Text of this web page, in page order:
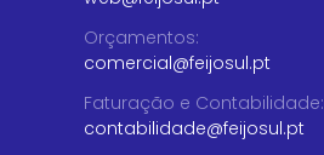
Orçamentos:
comercial@feijosul.pt
Faturação e Contabilidade:
contabilidade@feijosul.pt